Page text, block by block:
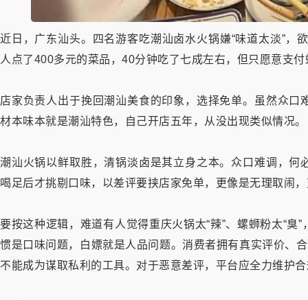
近日，广东汕头。四名游客吃潮汕卤水火锅嫌“味道太淡”，
人点了400多元的菜品，40分钟吃了七成左右，但只愿意支
店家负责人出于挽回潮汕美食的印象，选择免单。虽然众
材本味本就是潮汕特色，自己开店五年，从没出现类似情况。
潮汕火锅以鲜取胜，清锅淡卤是其立身之本。众口难调，
喝足后才挑剔口味，以差评要挟店家免单，更像是无理取闹
要按这种逻辑，难道有人觉得重庆火锅太“辣”、螺蛳粉太“
惯是口味问题，白嫖就是人品问题。消费者拥有真实评价、
不能成为谋取私利的工具。对于恶意差评，平台应全力维护